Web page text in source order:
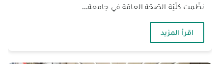
نظّمت كلّيّة الصّحّة العامّة في جامعة...
اقرأ المزيد